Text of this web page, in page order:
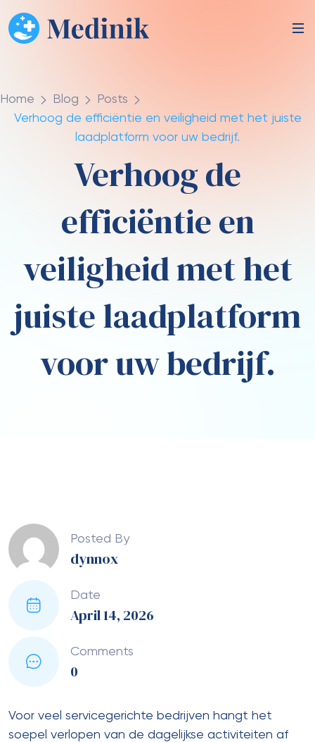
Home Blog
Posts
Verhoog de efficiëntie en veiligheid met het juiste
laadplatform voor uw bedrijf.
Verhoog de
efficiëntie en
veiligheid met het
juiste laadplatform
voor uw bedrijf.
Posted By
dynnox
Date
April 14, 2026
Comments
0
Voor veel servicegerichte bedrijven hangt het
soepel verlopen van de dagelijkse activiteiten af